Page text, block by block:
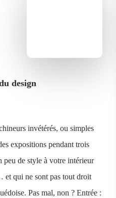
design
invétérés, ou simples
expositions pendant trois
peu de style à votre intérieur
et qui ne sont pas tout droit
Pas mal, non ? Entrée :